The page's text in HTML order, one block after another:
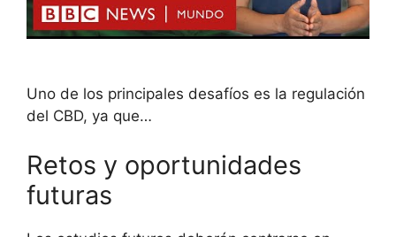
Uno de los principales desafíos es la regulación
del CBD, ya que…
Retos y oportunidades
futuras